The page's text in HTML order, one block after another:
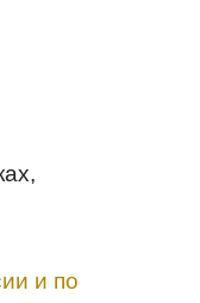
и по